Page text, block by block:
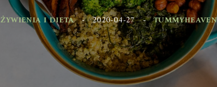
I DIETA - 2020-04-27 - TUMMYHEAVEN.PL